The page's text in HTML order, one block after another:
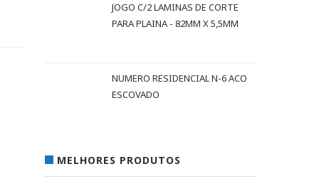
JOGO C/2 LAMINAS DE CORTE
PARA PLAINA - 82MM X 5,5MM
NUMERO RESIDENCIAL N-6 ACO
ESCOVADO
MELHORES PRODUTOS